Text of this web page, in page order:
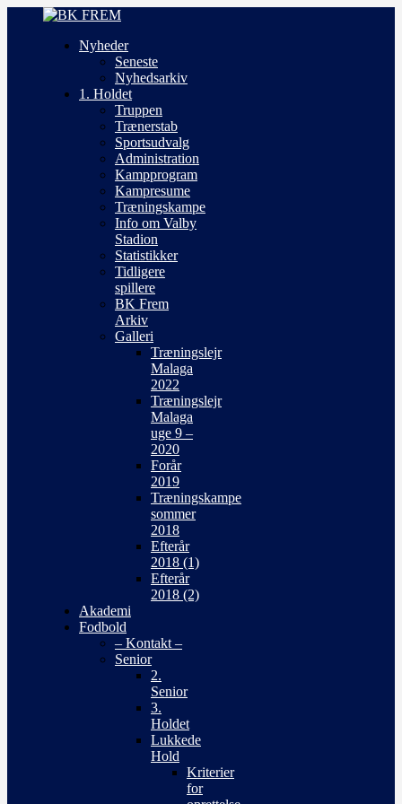
Nyheder
Seneste
Nyhedsarkiv
1. Holdet
Truppen
Trænerstab
Sportsudvalg
Administration
Kampprogram
Kampresume
Træningskampe
Info om Valby
Stadion
Statistikker
Tidligere
spillere
BK Frem
Arkiv
Galleri
Træningslejr
Malaga
2022
Træningslejr
Malaga
uge 9 –
2020
Forår
2019
Træningskampe
sommer
2018
Efterår
2018 (1)
Efterår
2018 (2)
Akademi
Fodbold
– Kontakt –
Senior
2.
Senior
3.
Holdet
Lukkede
Hold
Kriterier
for